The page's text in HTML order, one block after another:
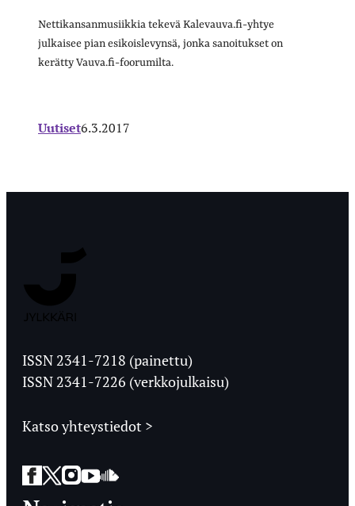
Nettikansanmusiikkia tekevä Kalevauva.fi-yhtye
julkaisee pian esikoislevynsä, jonka sanoitukset on
kerätty Vauva.fi-foorumilta.
Uutiset6.3.2017
Ylioppilaslehti
ISSN 2341-7218 (painettu)
ISSN 2341-7226 (verkkojulkaisu)
Katso yhteystiedot >
Facebook
Twitter
Instagram
YouTube
SoundCloud